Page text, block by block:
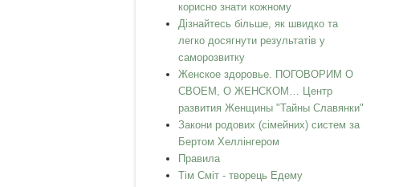
корисно знати кожному
Дізнайтесь більше, як швидко та
легко досягнути результатів у
саморозвитку
Женское здоровье. ПОГОВОРИМ О
СВОЕМ, О ЖЕНСКОМ… Центр
развития Женщины "Тайны Славянки"
Закони родових (сімейних) систем за
Бертом Хеллінгером
Правила
Тім Сміт - творець Едему